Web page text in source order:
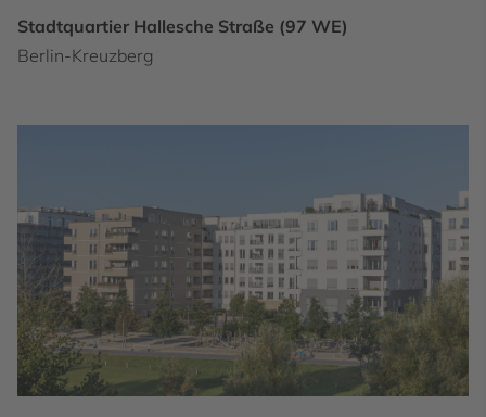
Stadtquartier Hallesche Straße (97 WE)
Berlin-Kreuzberg